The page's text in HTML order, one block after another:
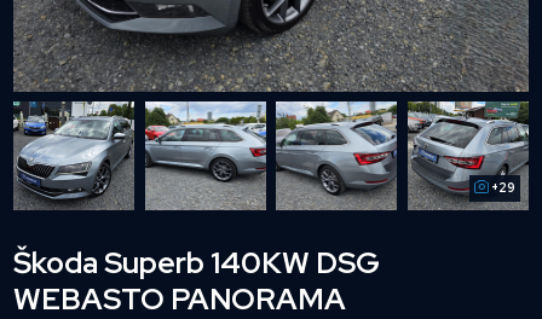
+29
Škoda Superb 140KW DSG
WEBASTO PANORAMA